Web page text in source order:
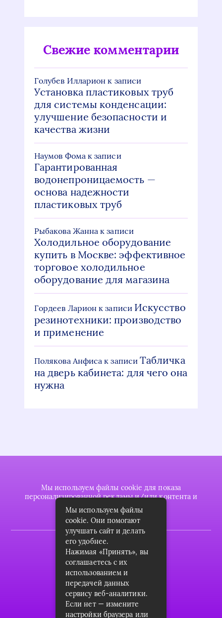
Свежие комментарии
Голубев Илларион к записи
Установка пластиковых труб
для системы конденсации:
улучшение безопасности и
качества жизни
Наумов Фома к записи
Гарантированная
водонепроницаемость —
основа надежности
пластиковых труб
Рыбакова Жанна к записи
Холодильное оборудование
купить в Москве: эффективное
торговое холодильное
оборудование для магазина
Гордеев Ларион к записи Искусство
резинотехники: производство
и применение
Полякова Анфиса к записиТабличка
на дверь кабинета: для чего она
нужна
Мы используем файлы cookie для показа
персонализированной рекламы и/или контента и
анализа нашего трафика.
2022 © plasttrubkomplekt.ru
Карта сайта
Контакты
О проекте
Пользовательское соглашение
Мы используем файлы
cookie. Они помогают
улучшать сайт и делать
его удобнее.
Нажимая «Принять», вы
соглашаетесь с их
использованием и
передачей данных
сервису веб-аналитики.
Если нет — измените
настройки браузера или